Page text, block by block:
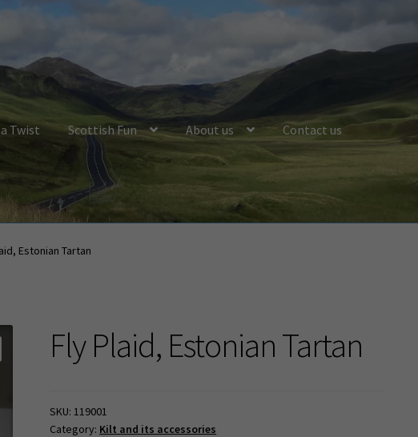
Twist Scottish Fun About us Contact us
Estonian Tartan
Fly Plaid, Estonian Tartan
SKU: 119001
Category: Kilt and its accessories